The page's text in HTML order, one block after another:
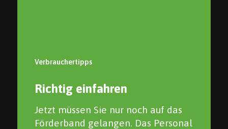
Verbrauchertipps
Richtig einfahren
Jetzt müssen Sie nur noch auf das
Förderband gelangen. Das Personal